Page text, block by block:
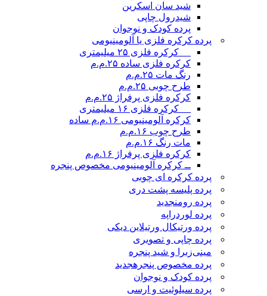
شید سان اسکرین
شیدرول چاپی
پرده کودک و نوجوان
پرده کرکره فلزی یا آلومینیومی
__ کرکره فلزی ۲۵ میلیمتری
کرکره فلزی ساده ۲۵.م.م
رنگ مات ۲۵.م.م
طرح چوبی ۲۵.م.م
کرکره فلزی پرفراژ ۲۵.م.م
__ کرکره فلزی ۱۶ میلیمتری
کرکره آلومینیومی ۱۶.م.م ساده
طرح چوب ۱۶.م.م
مات رنگ ۱۶.م.م
کرکره فلزی پرفراژ ۱۶.م.م
ــ کرکره آلومینیومی مخصوص پنجره
پرده کرکره ای چوبی
پرده پلیسه پشت دری
پرده رومنجدید
پرده لوردراپه
پرده ورتیکال ورتیلاین دیکی
پرده چاپی و تصویری
مینی‌زبرا و شید پنجره
پرده مخصوص پنجرهجدید
پرده کودک و نوجوان
پرده سیلوئیت و ارسی